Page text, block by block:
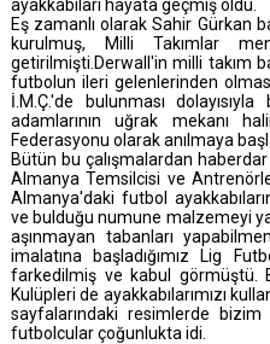
ayakkabıları hayata geçmiş oldu.
Eş zamanlı olarak Sahir Gürkan
kurulmuş, Milli Takımlar
getirilmişti.Derwall'in milli takım
futbolun ileri gelenlerinden
İ.M.Ç.'de bulunması
adamlarının uğrak mekanı
Federasyonu olarak anılmaya
Bütün bu çalışmalardan
Almanya Temsilcisi ve
Almanya'daki futbol
ve bulduğu numune malzemeyi
aşınmayan tabanları
imalatına başladığımız Lig
farkedilmiş ve kabul görmüştü.
Kulüpleri de ayakkabılarımızı
sayfalarındaki resimlerde bizim
futbolcular çoğunlukta idi.